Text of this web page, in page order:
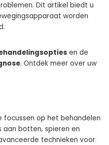
Dit artikel biedt u
worden
en de
. Ontdek meer over uw
op het behandelen
aan botten, spieren en
technieken voor